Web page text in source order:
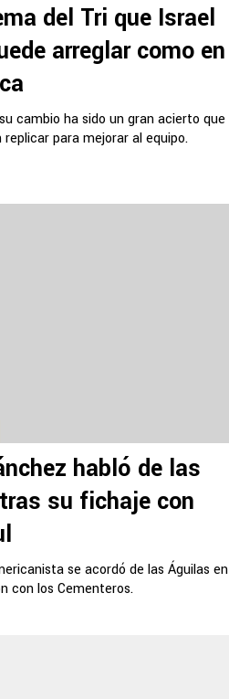
del Tri que Israel
arreglar como en
cambio ha sido un gran acierto que
para mejorar al equipo.
habló de las
su fichaje con
se acordó de las Águilas en
con los Cementeros.